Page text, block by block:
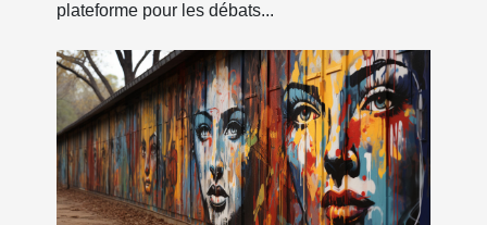
plateforme pour les débats...